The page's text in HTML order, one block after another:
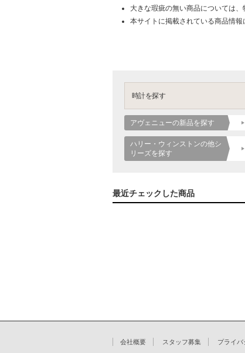
大きな瑕疵の無い商品については
本サイトに掲載されている商品情
時計を探す
アヴェニューの新品を探す
ハリー・ウィンストンの他シ
リーズを探す
最近チェックした商品
会社概要 スタッフ募集 プライバ